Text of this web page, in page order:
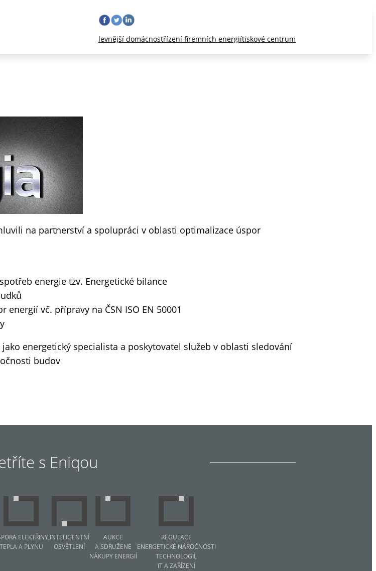
levnější domácnostřízení firemních energiítiskové centrum
na partnerství a spolupráci v oblasti optimalizace úspor
energie tzv. Energetické bilance
vč. přípravy na ČSN ISO EN 50001
energetický specialista a poskytovatel služeb v oblasti sledování
budov
s Eniqou
ELEKTŘINY,
TEPLA A PLYNU
INTELIGENTNÍ
OSVĚTLENÍ
AUKCE
A SDRUŽENÉ
NÁKUPY ENERGIÍ
REGULACE
ENERGETICKÉ NÁROČNOSTI
TECHNOLOGIÍ,
IT A ZAŘÍZENÍ